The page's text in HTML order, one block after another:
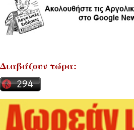
Διαβάζουν τώρα: